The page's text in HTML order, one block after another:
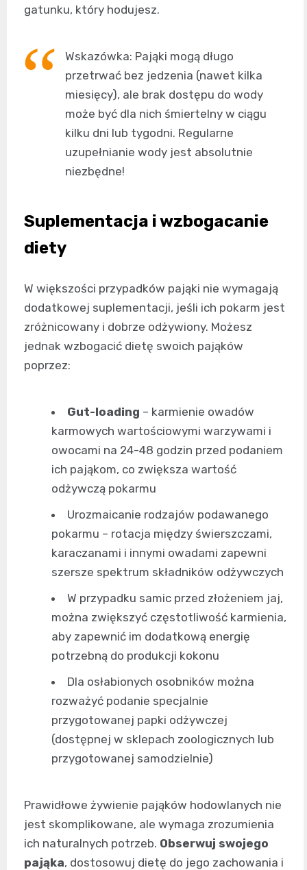
gatunku, który hodujesz.
Wskazówka: Pająki mogą długo
przetrwać bez jedzenia (nawet kilka
miesięcy), ale brak dostępu do wody
może być dla nich śmiertelny w ciągu
kilku dni lub tygodni. Regularne
uzupełnianie wody jest absolutnie
niezbędne!
Suplementacja i wzbogacanie
diety
W większości przypadków pająki nie wymagają
dodatkowej suplementacji, jeśli ich pokarm jest
zróżnicowany i dobrze odżywiony. Możesz
jednak wzbogacić dietę swoich pająków
poprzez:
Gut-loading – karmienie owadów
karmowych wartościowymi warzywami i
owocami na 24-48 godzin przed podaniem
ich pająkom, co zwiększa wartość
odżywczą pokarmu
Urozmaicanie rodzajów podawanego
pokarmu – rotacja między świerszczami,
karaczanami i innymi owadami zapewni
szersze spektrum składników odżywczych
W przypadku samic przed złożeniem jaj,
można zwiększyć częstotliwość karmienia,
aby zapewnić im dodatkową energię
potrzebną do produkcji kokonu
Dla osłabionych osobników można
rozważyć podanie specjalnie
przygotowanej papki odżywczej
(dostępnej w sklepach zoologicznych lub
przygotowanej samodzielnie)
Prawidłowe żywienie pająków hodowlanych nie
jest skomplikowane, ale wymaga zrozumienia
ich naturalnych potrzeb. Obserwuj swojego
pająka, dostosowuj dietę do jego zachowania i